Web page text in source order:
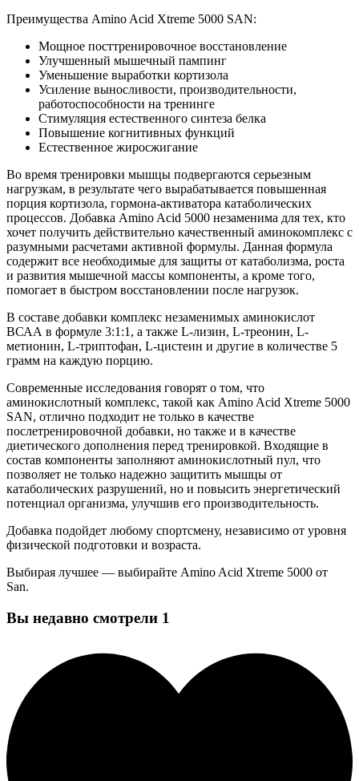
Преимущества Amino Acid Xtreme 5000 SAN:
Мощное посттренировочное восстановление
Улучшенный мышечный пампинг
Уменьшение выработки кортизола
Усиление выносливости, производительности,
работоспособности на тренинге
Стимуляция естественного синтеза белка
Повышение когнитивных функций
Естественное жиросжигание
Во время тренировки мышцы подвергаются серьезным
нагрузкам, в результате чего вырабатывается повышенная
порция кортизола, гормона-активатора катаболических
процессов. Добавка Amino Acid 5000 незаменима для тех, кто
хочет получить действительно качественный аминокомплекс с
разумными расчетами активной формулы. Данная формула
содержит все необходимые для защиты от катаболизма, роста
и развития мышечной массы компоненты, а кроме того,
помогает в быстром восстановлении после нагрузок.
В составе добавки комплекс незаменимых аминокислот
ВСАА в формуле 3:1:1, а также L-лизин, L-треонин, L-
метионин, L-триптофан, L-цистеин и другие в количестве 5
грамм на каждую порцию.
Современные исследования говорят о том, что
аминокислотный комплекс, такой как Amino Acid Xtreme 5000
SAN, отлично подходит не только в качестве
послетренировочной добавки, но также и в качестве
диетического дополнения перед тренировкой. Входящие в
состав компоненты заполняют аминокислотный пул, что
позволяет не только надежно защитить мышцы от
катаболических разрушений, но и повысить энергетический
потенциал организма, улучшив его производительность.
Добавка подойдет любому спортсмену, независимо от уровня
физической подготовки и возраста.
Выбирая лучшее — выбирайте Amino Acid Xtreme 5000 от
San.
Вы недавно смотрели 1